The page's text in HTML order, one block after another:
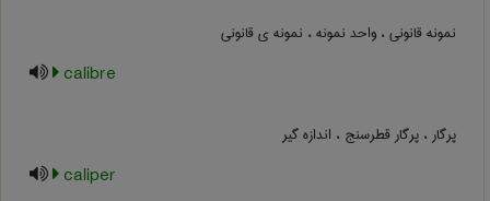
نمونه قانونی ، واحد نمونه ، نمونه ی قانونی
calibre
پرگار ، پرگار قطرسنج ، اندازه گیر
caliper